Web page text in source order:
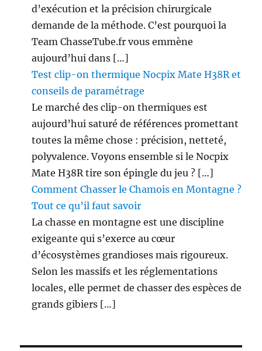
d’exécution et la précision chirurgicale
demande de la méthode. C’est pourquoi la
Team ChasseTube.fr vous emmène
aujourd’hui dans […]
Test clip-on thermique Nocpix Mate H38R et
conseils de paramétrage
Le marché des clip-on thermiques est
aujourd’hui saturé de références promettant
toutes la même chose : précision, netteté,
polyvalence. Voyons ensemble si le Nocpix
Mate H38R tire son épingle du jeu ? […]
Comment Chasser le Chamois en Montagne ?
Tout ce qu’il faut savoir
La chasse en montagne est une discipline
exigeante qui s’exerce au cœur
d’écosystèmes grandioses mais rigoureux.
Selon les massifs et les réglementations
locales, elle permet de chasser des espèces de
grands gibiers […]